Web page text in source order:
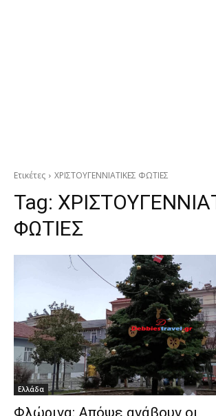
Ετικέτες ΧΡΙΣΤΟΥΓΕΝΝΙΑΤΙΚΕΣ ΦΩΤΙΕΣ
Tag:
ΦΩΤΙΕΣ
Ελλάδα